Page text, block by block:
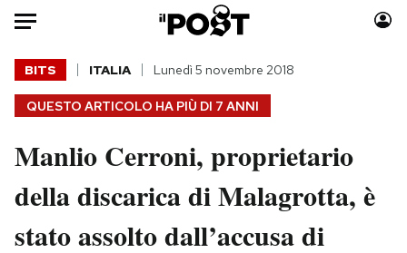
Auto
HOME
Italia
Politica
Tecnologia
Moda
Consumismi
Storie/Idee
QUESTO ARTICOLO HA PIÙ DI 7 ANNI
BITS ITALIA Lunedì 5 novembre 2018
Manlio Cerroni, proprietario
della discarica di Malagrotta, è
stato assolto dall’accusa di